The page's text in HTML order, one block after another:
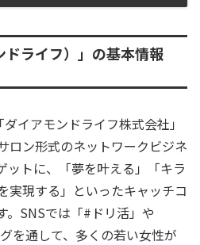
ドライフ）」の基本情報
イアモンドライフ株式会社」
ロン形式のネットワークビジネ
ットに、「夢を叶える」「キラ
実現する」といったキャッチコ
。SNSでは「#ドリ活」や
を通して、多くの若い女性が